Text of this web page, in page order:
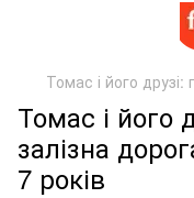
Томас і його друзі:
Томас і його
залізна
7 років